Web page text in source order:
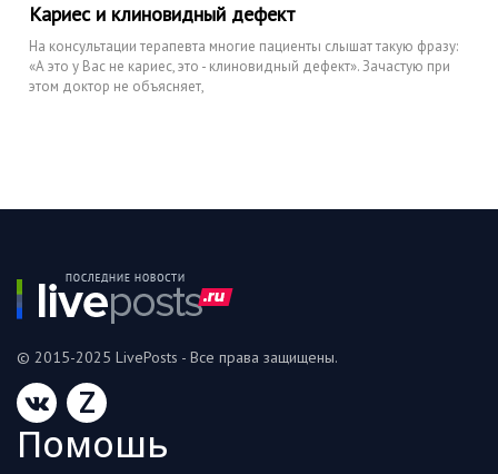
Кариес и клиновидный дефект
На консультации терапевта многие пациенты слышат такую фразу:
«А это у Вас не кариес, это - клиновидный дефект». Зачастую при
этом доктор не объясняет,
© 2015-2025 LivePosts - Все права защищены.
Z
Помошь